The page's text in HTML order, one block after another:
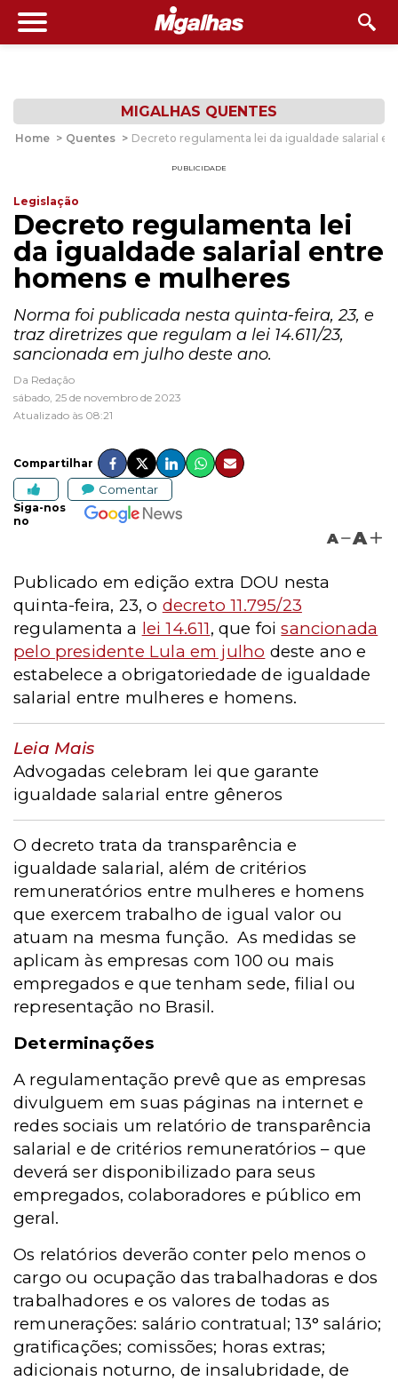
MIGALHAS QUENTES
Home > Quentes > Decreto regulamenta lei da igualdade salarial
PUBLICIDADE
Legislação
Decreto regulamenta lei
da igualdade salarial entre
homens e mulheres
Norma foi publicada nesta quinta-feira, 23, e
traz diretrizes que regulam a lei 14.611/23,
sancionada em julho deste ano.
Da Redação
sábado, 25 de novembro de 2023
Atualizado às 08:21
Compartilhar
Comentar
Siga-nos
no
A A
Publicado em edição extra DOU nesta
quinta-feira, 23, o decreto 11.795/23
regulamenta a lei 14.611, que foisancionada
pelo presidente Lula em julho deste ano e
estabelece a obrigatoriedade de igualdade
salarial entre mulheres e homens.
Leia Mais
Advogadas celebram lei que garante
igualdade salarial entre gêneros
O decreto trata da transparência e
igualdade salarial, além de critérios
remuneratórios entre mulheres e homens
que exercem trabalho de igual valor ou
atuam na mesma função.As medidas se
aplicam às empresas com 100 ou mais
empregados e que tenham sede, filial ou
representação no Brasil.
Determinações
A regulamentação prevê que as empresas
divulguem em suas páginas na internet e
redes sociais um relatório de transparência
salarial e de critérios remuneratórios – que
deverá ser disponibilizado para seus
empregados, colaboradores e público em
geral.
Os relatórios deverão conter pelo menos o
cargo ou ocupação das trabalhadoras e dos
trabalhadores e os valores de todas as
remunerações: salário contratual; 13° salário;
gratificações; comissões; horas extras;
adicionais noturno, de insalubridade, de